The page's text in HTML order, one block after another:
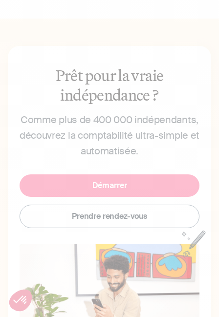
Prêt pour la vraie
indépendance ?
Comme plus de 400 000 indépendants,
découvrez la comptabilité ultra-simple et
automatisée.
Démarrer
Prendre rendez-vous